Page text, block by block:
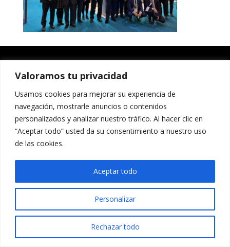
Valoramos tu privacidad
Usamos cookies para mejorar su experiencia de
navegación, mostrarle anuncios o contenidos
personalizados y analizar nuestro tráfico. Al hacer clic en
“Aceptar todo” usted da su consentimiento a nuestro uso
de las cookies.
Personalizar
Rechazar todo
Aceptar todo